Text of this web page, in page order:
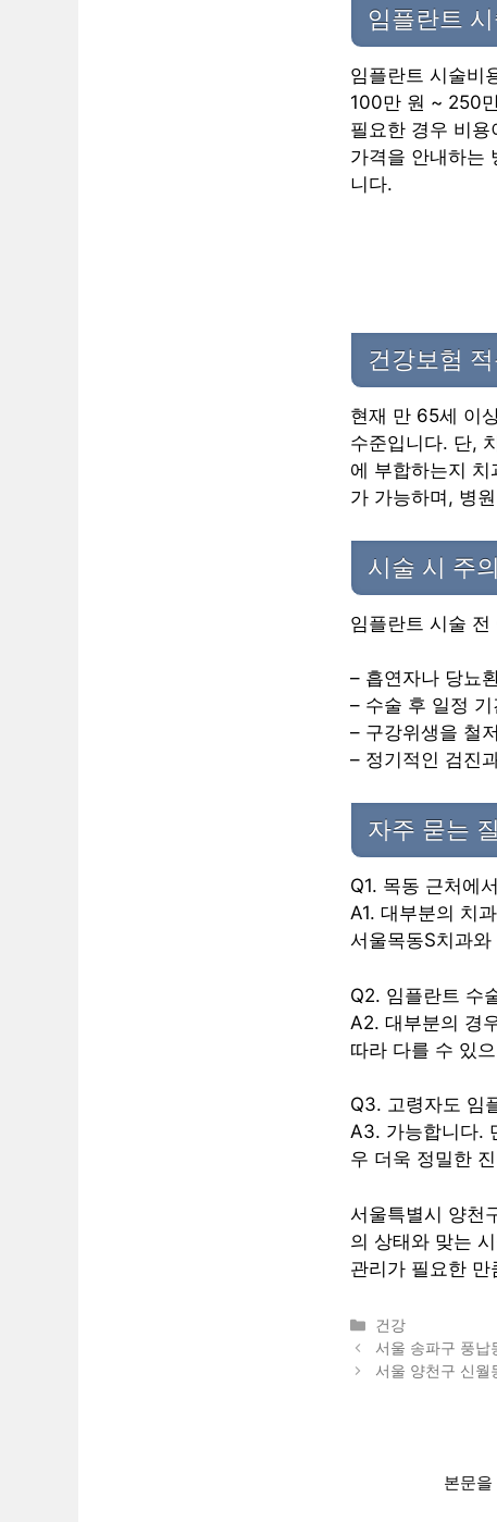
임플란트
임플란트 시술비
100만 원 ~ 250
필요한 경우 비
가격을 안내하는
니다.
건강보험
현재 만 65세 이
수준입니다. 단,
에 부합하는지
가 가능하며, 병
시술 시 주
임플란트 시술
– 흡연자나 당뇨
– 수술 후 일정
– 구강위생을 철
– 정기적인 검진
자주 묻는
Q1. 목동 근처에
A1. 대부분의 치
서울목동S치과
Q2. 임플란트 수
A2. 대부분의 경
따라 다를 수 있
Q3. 고령자도 임
A3. 가능합니다.
우 더욱 정밀한
서울특별시 양천
의 상태와 맞는
관리가 필요한
카
테
고
건강
서울 송파구 풍납
서울 양천구 신월
본문